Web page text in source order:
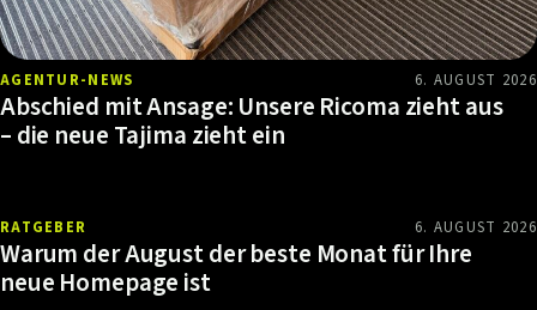
AGENTUR-NEWS 6. AUGUST 2026
Abschied mit Ansage: Unsere Ricoma zieht aus
– die neue Tajima zieht ein
RATGEBER 6. AUGUST 2026
Warum der August der beste Monat für Ihre
neue Homepage ist